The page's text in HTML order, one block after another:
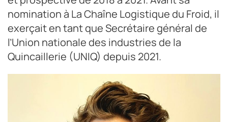
nomination à La Chaîne Logistique du Froid, il
exerçait en tant que Secrétaire général de
l’Union nationale des industries de la
Quincaillerie (UNIQ) depuis 2021.